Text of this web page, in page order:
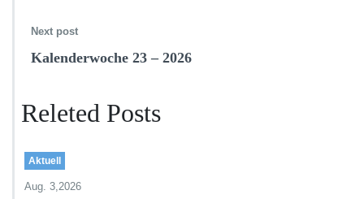
Next post
Kalenderwoche 23 – 2026
Releted Posts
Aktuell
Aug. 3,2026